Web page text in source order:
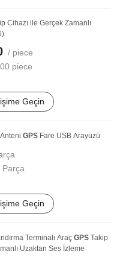
Cihazı ile Gerçek Zamanlı
/ piece
piece
Geçin
Anteni GPS Fare USB Arayüzü
Parça
Geçin
Terminali Araç GPS Takip
Uzaktan Ses İzleme